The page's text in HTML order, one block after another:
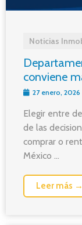
Noticias
conviene
27 enero, 2026
Elegir entre
de las
comprar o
México ...
Leer más →